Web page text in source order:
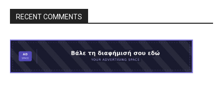
RECENT COMMENTS